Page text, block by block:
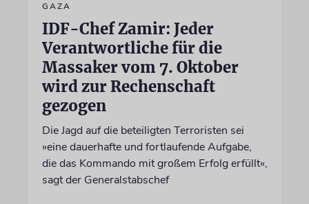
GAZA
IDF-Chef Zamir: Jeder
Verantwortliche für die
Massaker vom 7. Oktober
wird zur Rechenschaft
gezogen
Die Jagd auf die beteiligten Terroristen sei
»eine dauerhafte und fortlaufende Aufgabe,
die das Kommando mit großem Erfolg erfüllt«,
sagt der Generalstabschef